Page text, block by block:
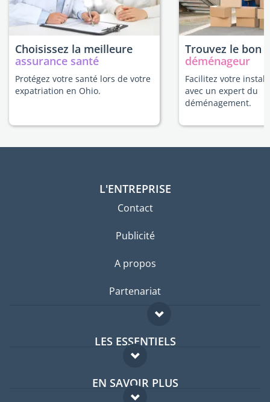
Choisissez la meilleure
assurance santé
Protégez votre santé lors de votre
expatriation en Ohio.
Trouvez le bon
déménageur
Facilitez votre
avec un expert du
déménagement.
L'ENTREPRISE
Contact
Publicité
A propos
Partenariat
LES ESSENTIELS
Forum expatriés
Guides pays
EN SAVOIR PLUS